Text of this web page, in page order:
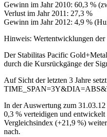
Gewinn im Jahr 2010: 60,3 %
Verlust im Jahr 2011: 27,3 %
Gewinn im Jahr 2012: 4,9 %
Hinweis: Wertentwicklungen
Der Stabilitas Pacific
durch die Kursrückgänge der
Auf Sicht der letzten 3 Jahre
In der Auswertung zum
0,3 % verteidigen und
Vergleichsindex (+21,9 %)
nach.